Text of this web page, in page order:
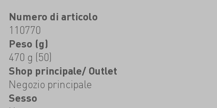
Numero di articolo
110770
Peso (g)
470 g (50)
Shop principale/ Outlet
Negozio principale
Sesso